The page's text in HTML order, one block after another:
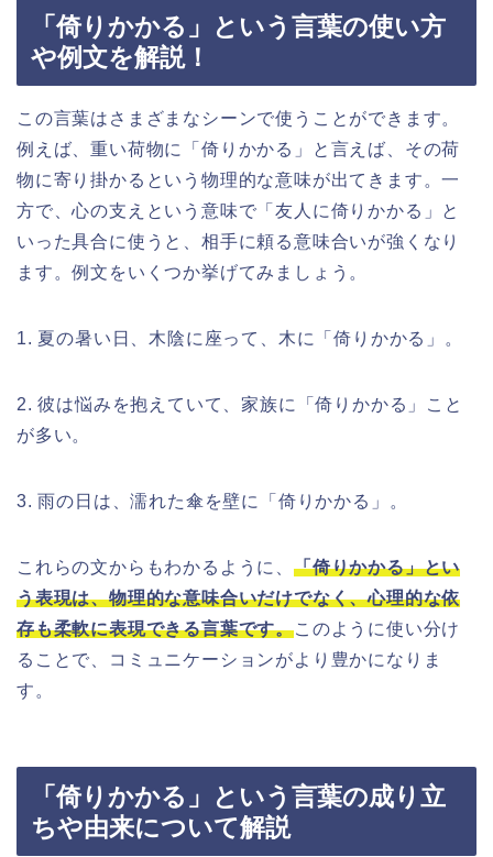
「倚りかかる」という言葉の使い方
や例文を解説！
この言葉はさまざまなシーンで使うことができます。
例えば、重い荷物に「倚りかかる」と言えば、その荷
物に寄り掛かるという物理的な意味が出てきます。一
方で、心の支えという意味で「友人に倚りかかる」と
いった具合に使うと、相手に頼る意味合いが強くなり
ます。例文をいくつか挙げてみましょう。
1. 夏の暑い日、木陰に座って、木に「倚りかかる」。
2. 彼は悩みを抱えていて、家族に「倚りかかる」こと
が多い。
3. 雨の日は、濡れた傘を壁に「倚りかかる」。
これらの文からもわかるように、 「倚りかかる」とい
う表現は、物理的な意味合いだけでなく、心理的な依
存も柔軟に表現できる言葉です。このように使い分け
ることで、コミュニケーションがより豊かになりま
す。
「倚りかかる」という言葉の成り立
ちや由来について解説